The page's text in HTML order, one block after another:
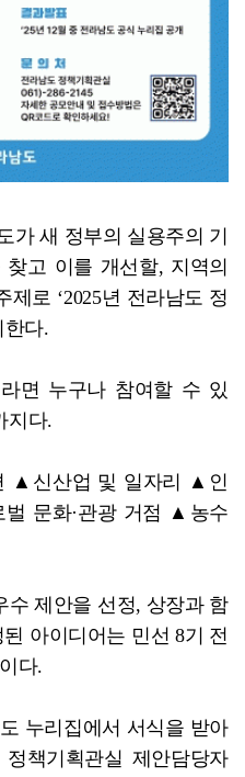
가 새 정부의 실용주의 기
고 이를 개선할, 지역의
제로 ‘2025년 전라남도 정
한다.
면 누구나 참여할 수 있
지다.
▲신산업 및 일자리 ▲인
문화·관광 거점 ▲농수
수 제안을 선정, 상장과 함
아이디어는 민선 8기 전
다.
누리집에서 서식을 받아
책기획관실 제안담당자